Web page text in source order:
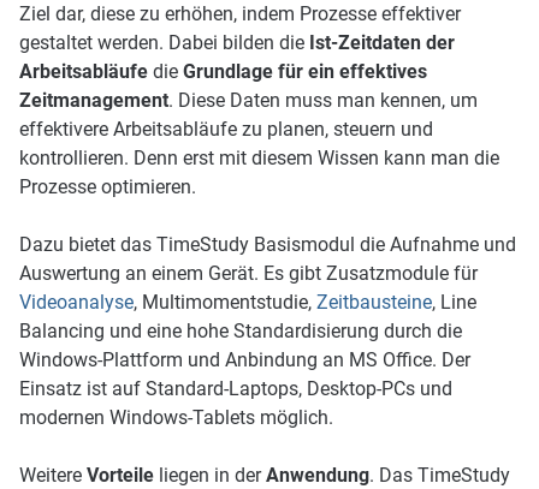
Ziel dar, diese zu erhöhen, indem Prozesse effektiver
gestaltet werden. Dabei bilden die Ist-Zeitdaten der
Arbeitsabläufedie Grundlage für ein effektives
Zeitmanagement. Diese Daten muss man kennen, um
effektivere Arbeitsabläufe zu planen, steuern und
kontrollieren. Denn erst mit diesem Wissen kann man die
Prozesse optimieren.
Dazu bietet das TimeStudy Basismodul die Aufnahme und
Auswertung an einem Gerät. Es gibt Zusatzmodule für
Videoanalyse, Multimomentstudie, Zeitbausteine, Line
Balancing und eine hohe Standardisierung durch die
Windows-Plattform und Anbindung an MS Office. Der
Einsatz ist auf Standard-Laptops, Desktop-PCs und
modernen Windows-Tablets möglich.
Weitere Vorteileliegen in derAnwendung. Das TimeStudy